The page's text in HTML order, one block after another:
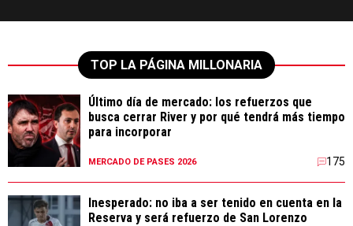
TOP LA PÁGINA MILLONARIA
Último día de mercado: los refuerzos que
busca cerrar River y por qué tendrá más tiempo
para incorporar
MERCADO DE PASES 2026 175
Inesperado: no iba a ser tenido en cuenta en la
Reserva y será refuerzo de San Lorenzo